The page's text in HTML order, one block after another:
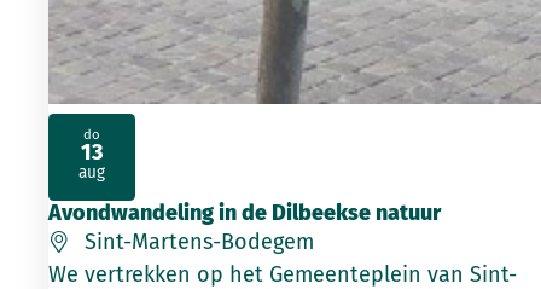
Avondwandeling in de Dilbeekse natuur
Sint-Martens-Bodegem
We vertrekken op het Gemeenteplein van Sint-
do
13
aug
2026